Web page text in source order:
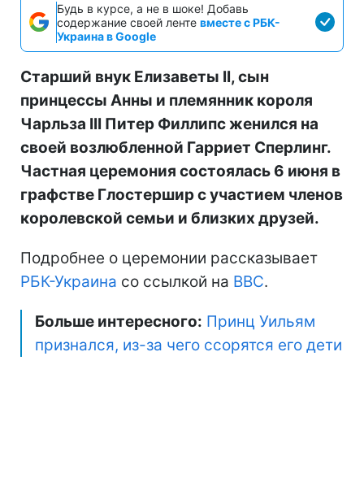
Будь в курсе, а не в шоке! Добавь
содержание своей ленте вместе с РБК-
Украина в Google
Старший внук Елизаветы II, сын
принцессы Анны и племянник короля
Чарльза III Питер Филлипс женился на
своей возлюбленной Гарриет Сперлинг.
Частная церемония состоялась 6 июня в
графстве Глостершир с участием членов
королевской семьи и близких друзей.
Подробнее о церемонии рассказывает
РБК-Украина со ссылкой на BBC.
Больше интересного: Принц Уильям
признался, из-за чего ссорятся его дети